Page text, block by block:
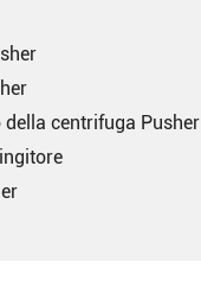
centrifuga Pusher